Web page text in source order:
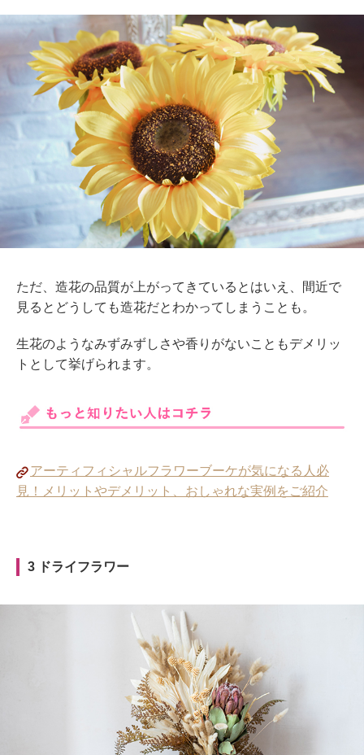
ただ、造花の品質が上がってきているとはいえ、間近で
見るとどうしても造花だとわかってしまうことも。
生花のようなみずみずしさや香りがないこともデメリッ
トとして挙げられます。
アーティフィシャルフラワーブーケが気になる人必
見！メリットやデメリット、おしゃれな実例をご紹介
3 ドライフラワー